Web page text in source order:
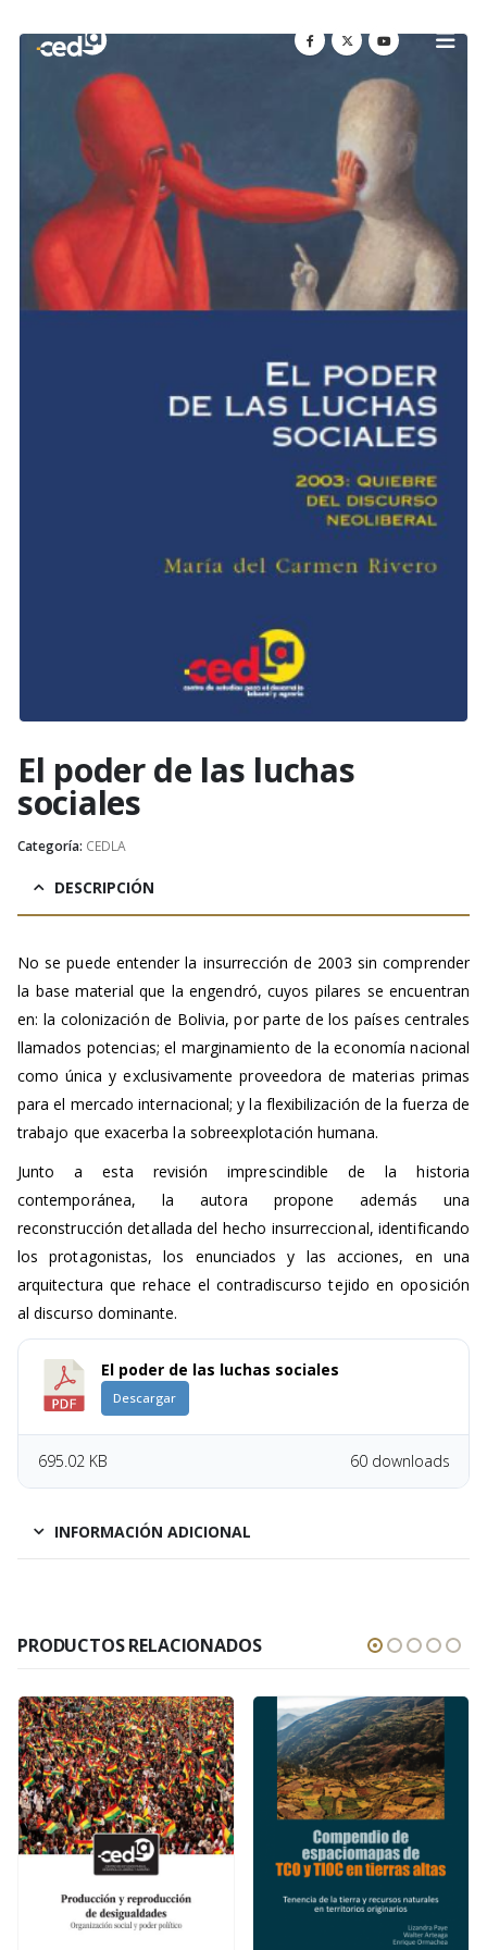
El poder de las luchas
sociales
Categoría: CEDLA
DESCRIPCIÓN
No se puede entender la insurrección de 2003 sin comprender
la base material que la engendró, cuyos pilares se encuentran
en: la colonización de Bolivia, por parte de los países centrales
llamados potencias; el marginamiento de la economía nacional
como única y exclusivamente proveedora de materias primas
para el mercado internacional; y la flexibilización de la fuerza de
trabajo que exacerba la sobreexplotación humana.
Junto a esta revisión imprescindible de la historia
contemporánea, la autora propone además una
reconstrucción detallada del hecho insurreccional, identificando
los protagonistas, los enunciados y las acciones, en una
arquitectura que rehace el contradiscurso tejido en oposición
al discurso dominante.
El poder de las luchas sociales
Descargar
60 downloads
695.02 KB
INFORMACIÓN ADICIONAL
PRODUCTOS RELACIONADOS